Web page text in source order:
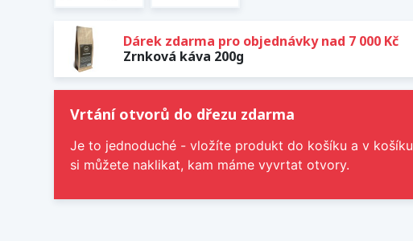
Dárek zdarma pro objednávky nad 7 000 Kč
Zrnková káva 200g
Vrtání otvorů do dřezu zdarma
Je to jednoduché - vložíte produkt do košíku a v košíku
si můžete naklikat, kam máme vyvrtat otvory.